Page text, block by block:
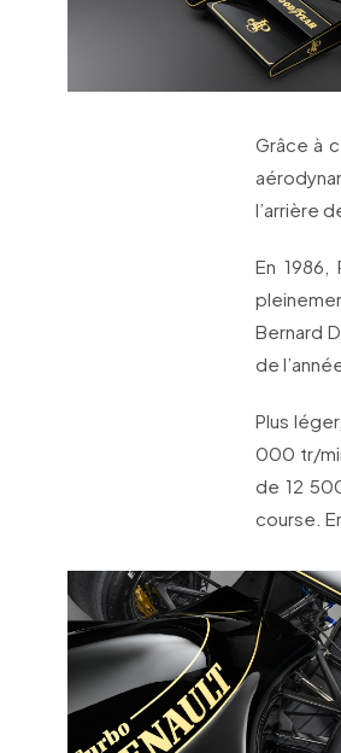
Grâce à
l’arrière
En
Bernard
de
Plus
000 tr/
de 12
course.